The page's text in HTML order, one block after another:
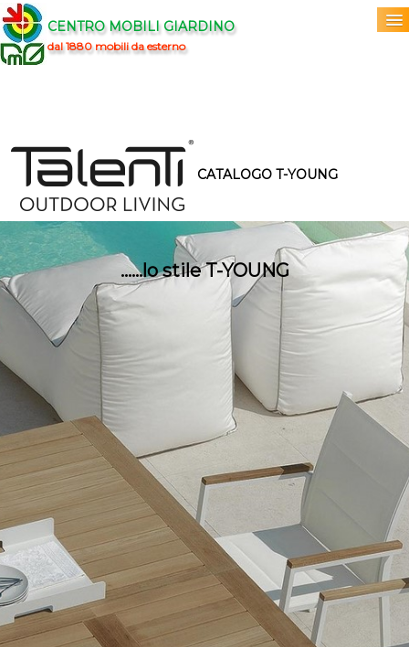
CENTRO MOBILI GIARDINO
dal 1880 mobili da esterno
Marchi ▼
Prodotti▼
Info▼
CATALOGO T-YOUNG
......lo stile T-YOUNG